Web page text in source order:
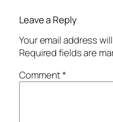
Leave a Reply
Your email address
Required fields are
Comment*